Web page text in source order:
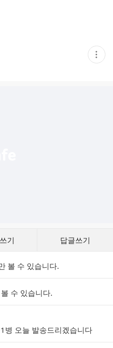
현
재
기 답글쓰기
볼 수 있습니다.
수 있습니다.
병 오늘 발송드리겠습니다